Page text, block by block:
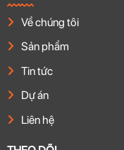
Về chúng tôi
Sản phẩm
Tin tức
Dự án
Liên hệ